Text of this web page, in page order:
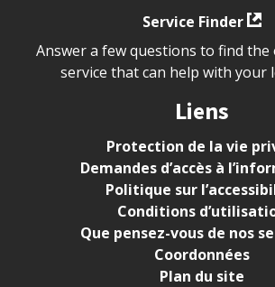
Service Finder
Answer a few questions to find the
service that can help with your
Liens
Protection de la vie
Demandes d’accès à
Politique sur
Conditions
Que pensez-vous de nos
Coordonnées
Plan du site